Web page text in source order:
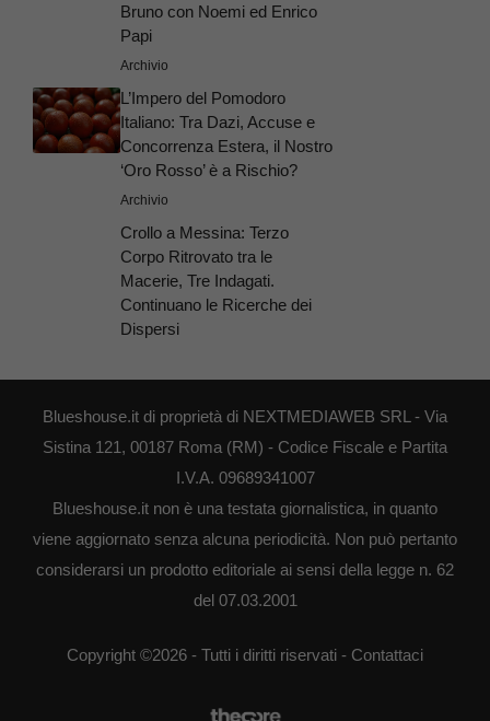
Bruno con Noemi ed Enrico
Papi
Archivio
L’Impero del Pomodoro
Italiano: Tra Dazi, Accuse e
Concorrenza Estera, il Nostro
‘Oro Rosso’ è a Rischio?
Archivio
Crollo a Messina: Terzo
Corpo Ritrovato tra le
Macerie, Tre Indagati.
Continuano le Ricerche dei
Dispersi
Blueshouse.it di proprietà di NEXTMEDIAWEB SRL - Via
Sistina 121, 00187 Roma (RM) - Codice Fiscale e Partita
I.V.A. 09689341007
Blueshouse.it non è una testata giornalistica, in quanto
viene aggiornato senza alcuna periodicità. Non può pertanto
considerarsi un prodotto editoriale ai sensi della legge n. 62
del 07.03.2001
Copyright ©2026 - Tutti i diritti riservati - Contattaci